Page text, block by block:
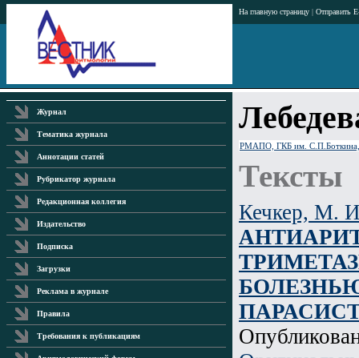
На главную страницу | Отправить
Журнал
Тематика журнала
Аннотации статей
Рубрикатор журнала
Редакционная коллегия
Издательство
Подписка
Загрузки
Реклама в журнале
Правила
Требования к публикациям
РМАПО, ГКБ им.
Тексты
Кечкер, М.